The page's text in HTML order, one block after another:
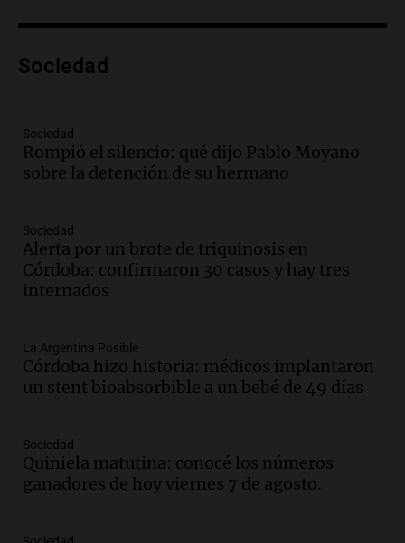
Panorama Federal
Audio.
Edición 2026
Episodios
Audio.Femicidio por fuego en el auto:
Radioinforme 3
Episodios
Audio.Exconvicto con doble empleo
estatal: la SENAF asegura que se enteró
Radioinforme 3
Episodios
Los gustos caros del ministro
3x1:4
Episodios
Desalojos: propietarios del
Sociedad
Sociedad
Rompió el silencio: qué dijo Pablo Moyano
sobre la detención de su hermano
Sociedad
Alerta por un brote de triquinosis en
Córdoba: confirmaron 30 casos y hay tres
internados
La Argentina Posible
Córdoba hizo historia: médicos implantaron
un stent bioabsorbible a un bebé de 49 días
Sociedad
Quiniela matutina: conocé los números
ganadores de hoy viernes 7 de agosto.